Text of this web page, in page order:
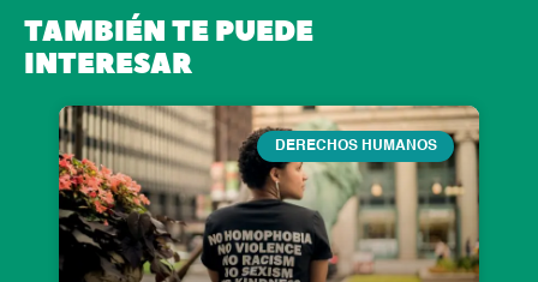
TAMBIÉN TE PUEDE
INTERESAR
DERECHOS HUMANOS
PagePagePagePage